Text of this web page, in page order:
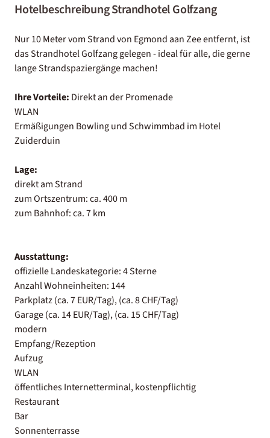
Hotelbeschreibung Strandhotel Golfzang
Nur 10 Meter vom Strand von Egmond aan Zee entfernt, ist
das Strandhotel Golfzang gelegen - ideal für alle, die gerne
lange Strandspaziergänge machen!
Ihre Vorteile: Direkt an der Promenade
WLAN
Ermäßigungen Bowling und Schwimmbad im Hotel
Zuiderduin
Lage:
direkt am Strand
zum Ortszentrum: ca. 400 m
zum Bahnhof: ca. 7 km
Ausstattung:
offizielle Landeskategorie: 4 Sterne
Anzahl Wohneinheiten: 144
Parkplatz (ca. 7 EUR/Tag), (ca. 8 CHF/Tag)
Garage (ca. 14 EUR/Tag), (ca. 15 CHF/Tag)
modern
Empfang/Rezeption
Aufzug
WLAN
öffentliches Internetterminal, kostenpflichtig
Restaurant
Bar
Sonnenterrasse